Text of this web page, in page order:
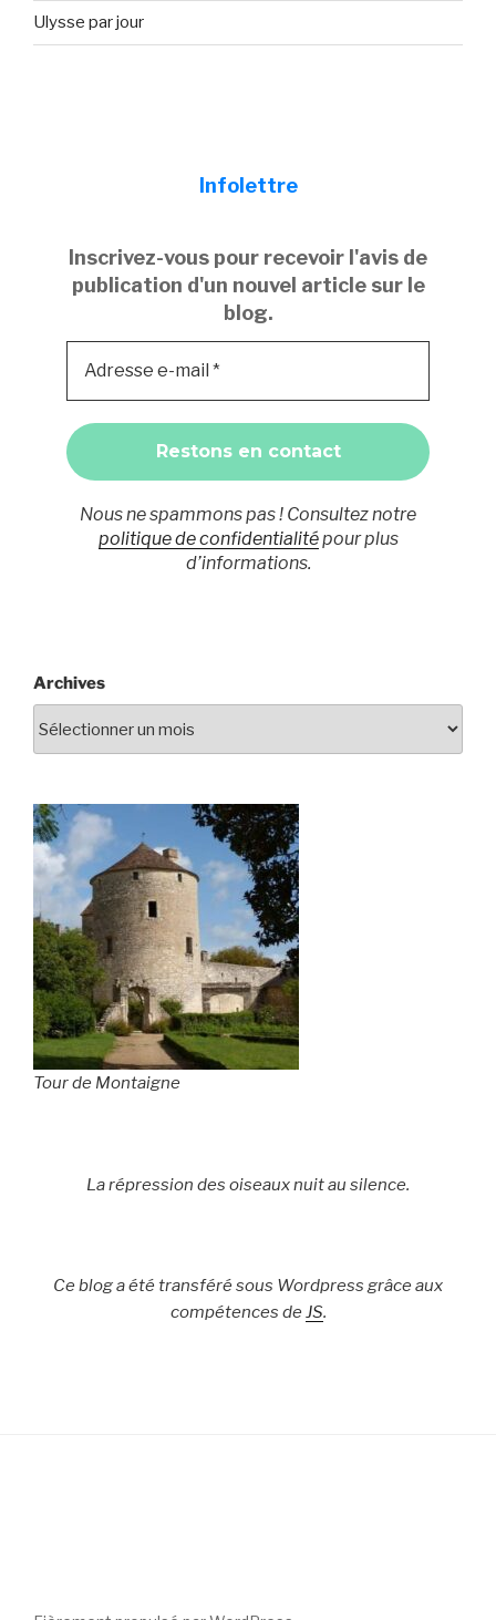
Ulysse par jour
Infolettre
Inscrivez-vous pour recevoir l'avis de
publication d'un nouvel article sur le
blog.
Nous ne spammons pas ! Consultez notre
politique de confidentialitépour plus
d’informations.
Archives
Tour de Montaigne
La répression des oiseaux nuit au silence.
Ce blog a été transféré sous Wordpress grâce aux
compétences de JS.